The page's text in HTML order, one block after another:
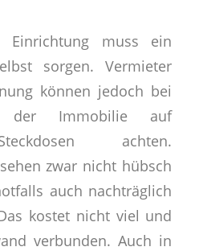
Einrichtung muss ein
sorgen. Vermieter
können jedoch bei
der Immobilie auf
achten.
zwar nicht hübsch
auch nachträglich
kostet nicht viel und
verbunden. Auch in